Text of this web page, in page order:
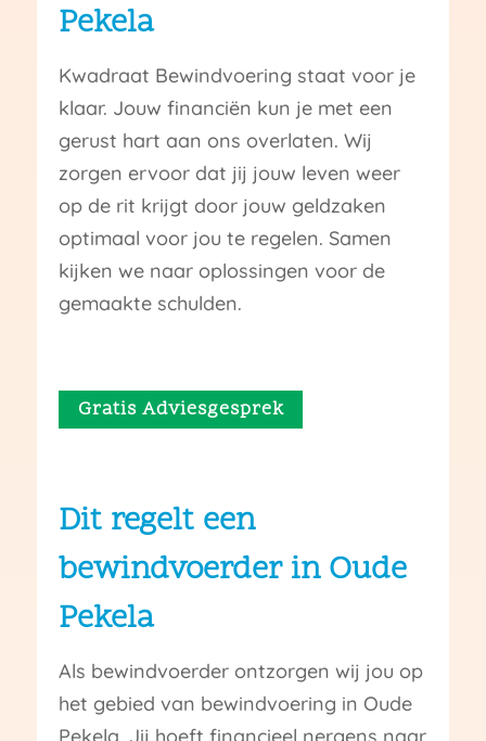
Pekela
Kwadraat Bewindvoering staat voor je
klaar. Jouw financiën kun je met een
gerust hart aan ons overlaten. Wij
zorgen ervoor dat jij jouw leven weer
op de rit krijgt door jouw geldzaken
optimaal voor jou te regelen. Samen
kijken we naar oplossingen voor de
gemaakte schulden.
Gratis Adviesgesprek
Dit regelt een
bewindvoerder in Oude
Pekela
Als bewindvoerder ontzorgen wij jou op
het gebied van bewindvoering in Oude